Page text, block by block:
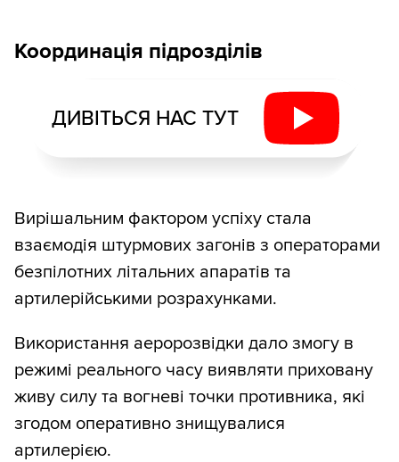
Координація підрозділів
ДИВІТЬСЯ НАС ТУТ
Вирішальним фактором успіху стала
взаємодія штурмових загонів з операторами
безпілотних літальних апаратів та
артилерійськими розрахунками.
Використання аеророзвідки дало змогу в
режимі реального часу виявляти приховану
живу силу та вогневі точки противника, які
згодом оперативно знищувалися
артилерією.